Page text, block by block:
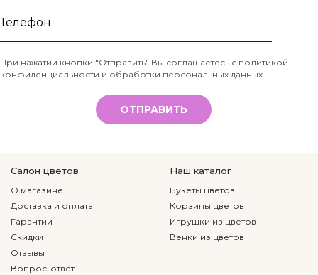
Ваше
Телефон
*
При нажатии кнопки "Отправить" Вы соглашаетесь с политикой
конфиденциальности и обработки персональных данных
ОТПРАВИТЬ
Салон цветов
О магазине
Доставка и оплата
Гарантии
Скидки
Отзывы
Вопрос-ответ
Наш каталог
Букеты цветов
Корзины цветов
Игрушки из цветов
Венки из цветов